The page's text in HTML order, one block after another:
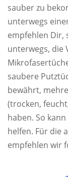
sauber zu
unterwegs
empfehlen Dir,
unterwegs, die
saubere
bewährt,
(trocken,
haben. So
helfen. Für die
empfehlen wir